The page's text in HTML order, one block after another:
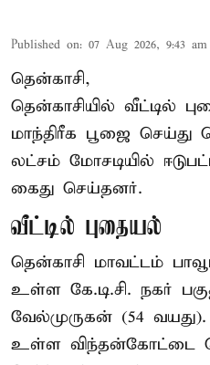
Published on: 07 Aug 2026, 9:43 am
தென்காசி,
தென்காசியில் வீட்டில்
மாந்திரீக பூஜை செய்து
லட்சம் மோசடியில்
கைது செய்தனர்.
வீட்டில் புதையல்
தென்காசி மாவட்டம்
உள்ள கே.டி.சி. நகர்
வேல்முருகன் (54
உள்ள விந்தன்கோட்டை